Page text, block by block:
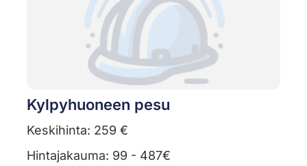
Kylpyhuoneen pesu
Keskihinta: 259 €
Hintajakauma: 99 - 487€